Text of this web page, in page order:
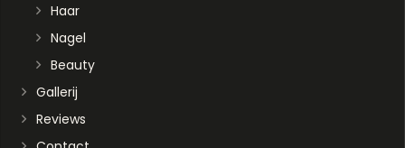
Haar
Nagel
Beauty
Gallerij
Reviews